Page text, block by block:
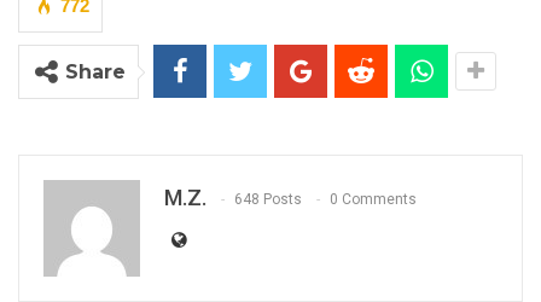
772
Share
M.Z. 648 Posts 0 Comments